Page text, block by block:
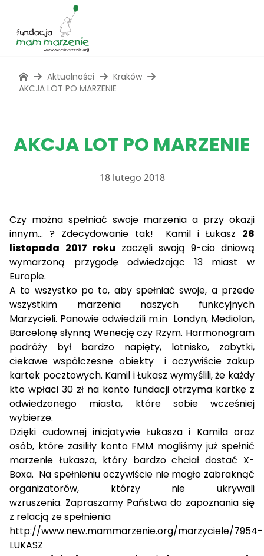
Aktualności
Kraków
AKCJA LOT PO MARZENIE
AKCJA LOT PO MARZENIE
18 lutego 2018
Czy można spełniać swoje marzenia a przy okazji
innym… ? Zdecydowanie tak! Kamil i Łukasz 28
listopada 2017 roku zaczęli swoją 9-cio dniową
wymarzoną przygodę odwiedzając 13 miast w
Europie.
A to wszystko po to, aby spełniać swoje, a przede
wszystkim marzenia naszych funkcyjnych
Marzycieli. Panowie odwiedzili m.in Londyn, Mediolan,
Barcelonę słynną Wenecję czy Rzym. Harmonogram
podróży był bardzo napięty, lotnisko, zabytki,
ciekawe współczesne obiekty i oczywiście zakup
kartek pocztowych. Kamil i Łukasz wymyślili, że każdy
kto wpłaci 30 zł na konto fundacji otrzyma kartkę z
odwiedzonego miasta, które sobie wcześniej
wybierze.
Dzięki cudownej inicjatywie Łukasza i Kamila oraz
osób, które zasiliły konto FMM mogliśmy już spełnić
marzenie Łukasza, który bardzo chciał dostać X-
Boxa. Na spełnieniu oczywiście nie mogło zabraknąć
organizatorów, którzy nie ukrywali
wzruszenia. Zapraszamy Państwa do zapoznania się
z relacją ze spełnienia
http://www.new.mammarzenie.org/marzyciele/7954-
LUKASZ